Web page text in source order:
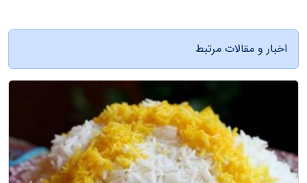
اخبار و مقالات مرتبط